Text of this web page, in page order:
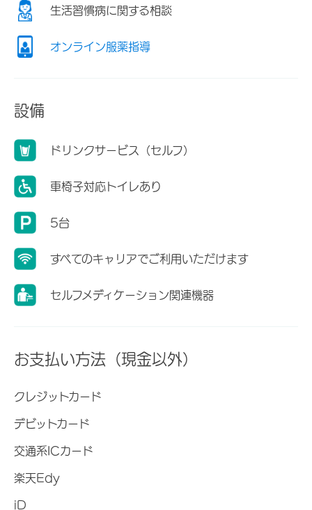
生活習慣病に関する相談
オンライン服薬指導
設備
ドリンクサービス（セルフ）
車椅子対応トイレあり
5台
すべてのキャリアでご利用いただけます
セルフメディケーション関連機器
お支払い方法（現金以外）
クレジットカード
デビットカード
交通系ICカード
楽天Edy
iD